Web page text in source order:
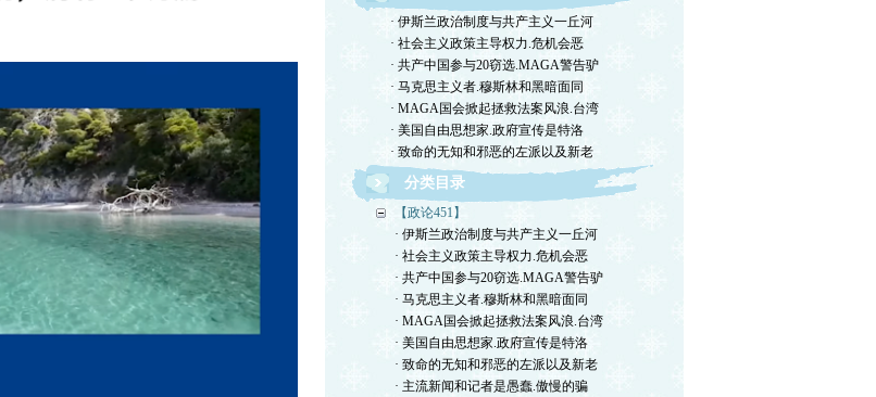
· 伊斯兰政治制度与共产主义一丘河
· 社会主义政策主导权力.危机会恶
· 共产中国参与20窃选.MAGA警告驴
· 马克思主义者.穆斯林和黑暗面同
· MAGA国会掀起拯救法案风浪.台湾
· 美国自由思想家.政府宣传是特洛
· 致命的无知和邪恶的左派以及新老
分类目录
【政论451】
· 伊斯兰政治制度与共产主义一丘河
· 社会主义政策主导权力.危机会恶
· 共产中国参与20窃选.MAGA警告驴
· 马克思主义者.穆斯林和黑暗面同
· MAGA国会掀起拯救法案风浪.台湾
· 美国自由思想家.政府宣传是特洛
· 致命的无知和邪恶的左派以及新老
· 主流新闻和记者是愚蠢.傲慢的骗